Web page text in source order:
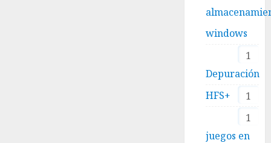
windows
1
Depuración
1
HFS+
1
juegos en